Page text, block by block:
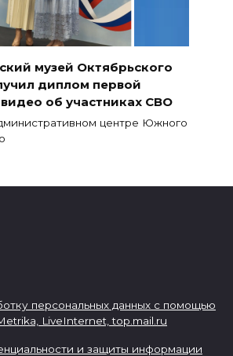
музей Октябрьского
диплом первой
видео об участниках СВО
центре Южного
персональных данных с помощью
LiveInternet,top.mail.ru
и защиты информации